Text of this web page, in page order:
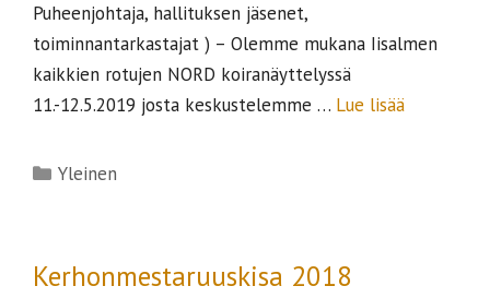
Puheenjohtaja, hallituksen jäsenet,
toiminnantarkastajat ) – Olemme mukana Iisalmen
kaikkien rotujen NORD koiranäyttelyssä
11.-12.5.2019 josta keskustelemme … Lue lisää
Kategoriat
Yleinen
Kerhonmestaruuskisa 2018